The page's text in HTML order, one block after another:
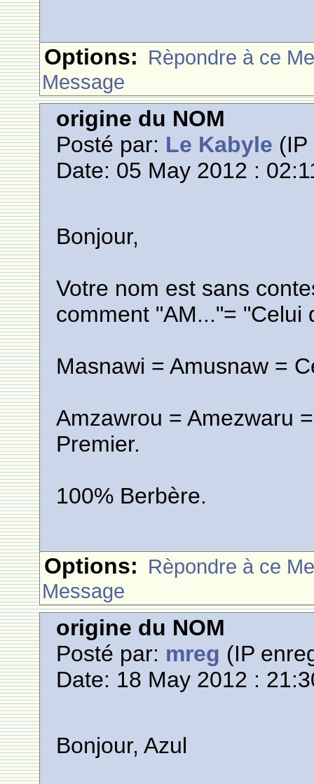
Options: Rèpondre à ce
Message
origine du NOM
Posté par: Le Kabyle
Date: 05 May 2012 :
Bonjour,
Votre nom est sans
comment "AM..."= "Celui
Masnawi = Amusnaw =
Amzawrou = Amezwaru
Premier.
100% Berbère.
Options: Rèpondre à ce
Message
origine du NOM
Posté par: mreg (IP
Date: 18 May 2012 :
Bonjour, Azul